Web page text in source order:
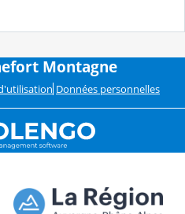
Montagne
Données personnelles